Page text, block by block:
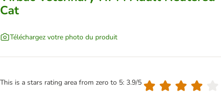
Cat
Téléchargez votre photo du produit
This is a stars rating area from zero to 5: 3.9/5